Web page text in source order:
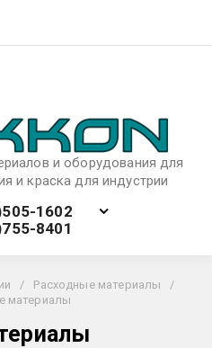
и оборудования для
и краска для индустрии
1602
8401
/ Расходные материалы
/
материалы